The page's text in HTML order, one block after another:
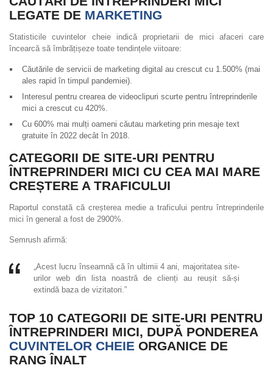
LEGATE DE MARKETING
Statisticile cuvintelor cheie indică proprietarii de mici afaceri care
încearcă să îmbrățișeze toate tendințele viitoare:
Căutările de servicii de marketing digital au crescut cu 1.500% (mai
ales rapid în timpul pandemiei).
Interesul pentru crearea de videoclipuri scurte pentru întreprinderile
mici a crescut cu 420%.
Cu 600% mai mulți oameni căutau marketing prin mesaje text
gratuite în 2022 decât în ​​2018.
CATEGORII DE SITE-URI PENTRU
ÎNTREPRINDERI MICI CU CEA MAI MARE
CREȘTERE A TRAFICULUI
Raportul constată că creșterea medie a traficului pentru întreprinderile
mici în general a fost de 2900%.
Semrush afirmă:
„Acest lucru înseamnă că în ultimii 4 ani, majoritatea site-
urilor web din lista noastră de clienți au reușit să-și
extindă baza de vizitatori.”
TOP 10 CATEGORII DE SITE-URI PENTRU
ÎNTREPRINDERI MICI, DUPĂ PONDEREA
CUVINTELOR CHEIE ORGANICE DE
RANG ÎNALT